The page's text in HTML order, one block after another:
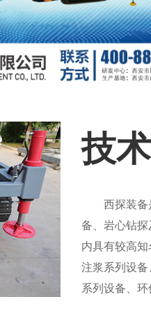
技
西探装
备、岩心钻
内具有较高
注浆系列设
系列设备、